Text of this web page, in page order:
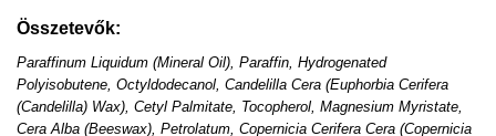
Összetevők:
Paraffinum Liquidum (Mineral Oil), Paraffin, Hydrogenated
Polyisobutene, Octyldodecanol, Candelilla Cera (Euphorbia Cerifera
(Candelilla) Wax), Cetyl Palmitate, Tocopherol, Magnesium Myristate,
Cera Alba (Beeswax), Petrolatum, Copernicia Cerifera Cera (Copernicia